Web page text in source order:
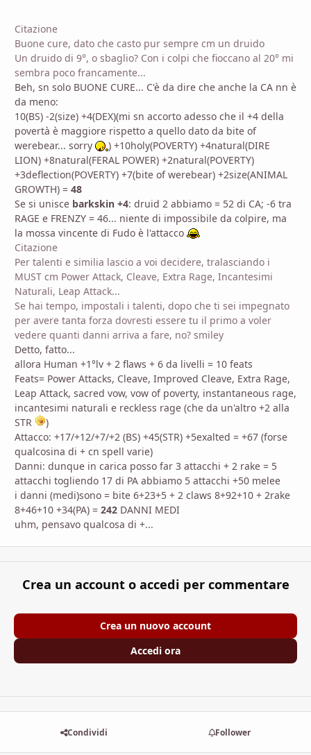
Citazione
Buone cure, dato che casto pur sempre cm un druido
Un druido di 9°, o sbaglio? Con i colpi che fioccano al 20° mi
sembra poco francamente...
Beh, sn solo BUONE CURE... C'è da dire che anche la CA nn è
da meno:
10(BS) -2(size) +4(DEX)(mi sn accorto adesso che il +4 della
povertà è maggiore rispetto a quello dato da bite of
werebear... sorry
) +10holy(POVERTY) +4natural(DIRE
LION) +8natural(FERAL POWER) +2natural(POVERTY)
+3deflection(POVERTY) +7(bite of werebear) +2size(ANIMAL
GROWTH) = 48
Se si unisce barkskin +4: druid 2 abbiamo = 52 di CA; -6 tra
RAGE e FRENZY = 46... niente di impossibile da colpire, ma
la mossa vincente di Fudo è l'attacco
Citazione
Per talenti e similia lascio a voi decidere, tralasciando i
MUST cm Power Attack, Cleave, Extra Rage, Incantesimi
Naturali, Leap Attack...
Se hai tempo, impostali i talenti, dopo che ti sei impegnato
per avere tanta forza dovresti essere tu il primo a voler
vedere quanti danni arriva a fare, no? smiley
Detto, fatto...
allora Human +1°lv + 2 flaws + 6 da livelli = 10 feats
Feats= Power Attacks, Cleave, Improved Cleave, Extra Rage,
Leap Attack, sacred vow, vow of poverty, instantaneous rage,
incantesimi naturali e reckless rage (che da un'altro +2 alla
STR
)
Attacco: +17/+12/+7/+2 (BS) +45(STR) +5exalted = +67 (forse
qualcosina di + cn spell varie)
Danni: dunque in carica posso far 3 attacchi + 2 rake = 5
attacchi togliendo 17 di PA abbiamo 5 attacchi +50 melee
i danni (medi)sono = bite 6+23+5 + 2 claws 8+92+10 + 2rake
8+46+10 +34(PA) = 242 DANNI MEDI
uhm, pensavo qualcosa di +...
Crea un account o accedi per commentare
Crea un nuovo account
Accedi ora
Condividi Follower